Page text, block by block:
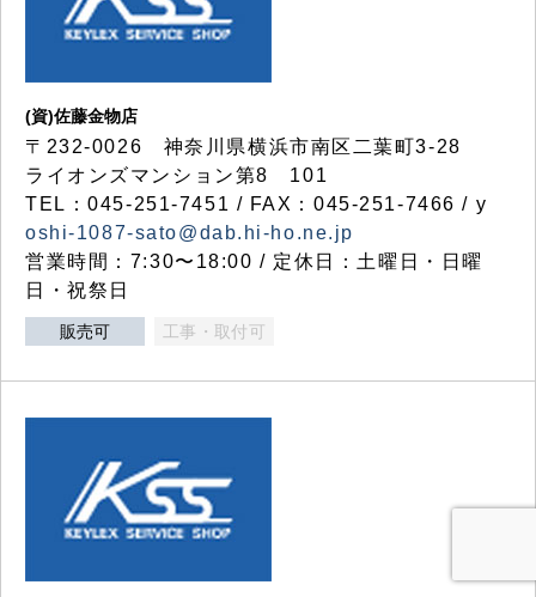
(資)佐藤金物店
〒232-0026 神奈川県横浜市南区二葉町3-28
ライオンズマンション第8 101
TEL：045-251-7451 / FAX：045-251-7466 / y
oshi-1087-sato@dab.hi-ho.ne.jp
営業時間：7:30〜18:00 / 定休日：土曜日・日曜
日・祝祭日
販売可 工事・取付可